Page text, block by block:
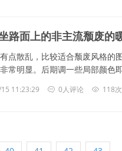
路面上的非主流颓废的
点散乱，比较适合颓废风格的
常明显。后期调一些局部颜色即
11:23:29 0人评论 118